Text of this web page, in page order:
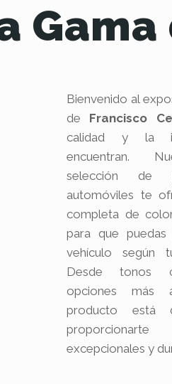
Bienvenido al
de Francisco
calidad y la
encuentran.
selección de
automóviles te
completa de
para que puedas
vehículo según
Desde tonos
opciones más
producto está
excepcionales y